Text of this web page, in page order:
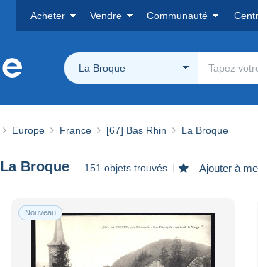
Acheter Vendre Communauté
La Broque
Europe France [67] Bas Rhin La Broque
La Broque 151 objets trouvés Ajouter à
Nouveau